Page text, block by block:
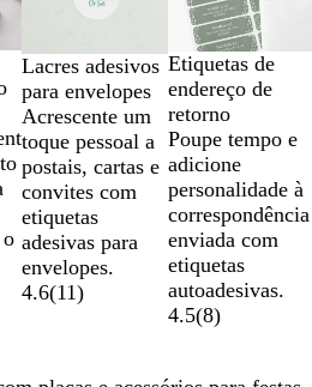
Lacres adesivos
para envelopes
Acrescente um
toque pessoal a
postais, cartas e
convites com
etiquetas
adesivas para
envelopes.
4.6(11)
Etiquetas de
endereço de
retorno
Poupe tempo e
adicione
personalidade à
correspondência
enviada com
etiquetas
autoadesivas.
4.5(8)